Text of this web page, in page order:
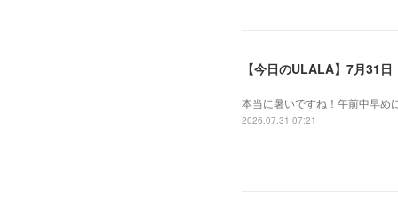
【今日のULALA】7月31日
本当に暑いですね！午前中早め
2026.07.31 07:21